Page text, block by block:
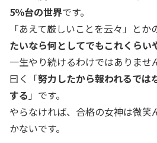
5％台の世界です。
「あえて厳しいことを云々」とか
たいなら何としてでもこれくらい
一生やり続けるわけではありませ
曰く「努力したから報われるでは
する 」です。
やらなければ、合格の女神は微笑
かないです。